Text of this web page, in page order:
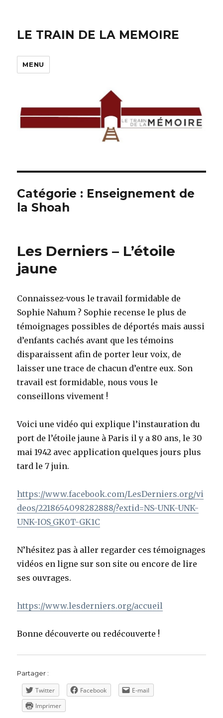
LE TRAIN DE LA MEMOIRE
MENU
Catégorie : Enseignement de
la Shoah
Les Derniers – L’étoile
jaune
Connaissez-vous le travail formidable de
Sophie Nahum ? Sophie recense le plus de
témoignages possibles de déportés mais aussi
d’enfants cachés avant que les témoins
disparaissent afin de porter leur voix, de
laisser une trace de chacun d’entre eux. Son
travail est formidable, nous vous le
conseillons vivement !
Voici une vidéo qui explique l’instauration du
port de l’étoile jaune à Paris il y a 80 ans, le 30
mai 1942 avec application quelques jours plus
tard le 7 juin.
https://www.facebook.com/LesDerniers.org/vi
deos/2218654098282888/?extid=NS-UNK-UNK-
UNK-IOS_GK0T-GK1C
N’hésitez pas à aller regarder ces témoignages
vidéos en ligne sur son site ou encore de lire
ses ouvrages.
https://www.lesderniers.org/accueil
Bonne découverte ou redécouverte !
Partager :
Twitter Facebook
E-mail
Imprimer